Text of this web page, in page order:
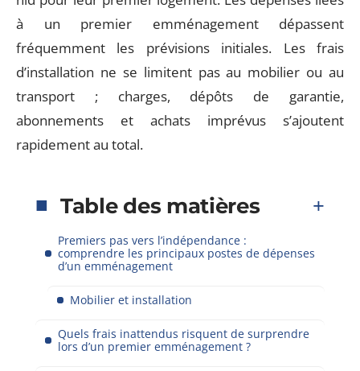
à un premier emménagement dépassent
fréquemment les prévisions initiales. Les frais
d’installation ne se limitent pas au mobilier ou au
transport ; charges, dépôts de garantie,
abonnements et achats imprévus s’ajoutent
rapidement au total.
Table des matières
Premiers pas vers l’indépendance :
comprendre les principaux postes de dépenses
d’un emménagement
Mobilier et installation
Quels frais inattendus risquent de surprendre
lors d’un premier emménagement ?